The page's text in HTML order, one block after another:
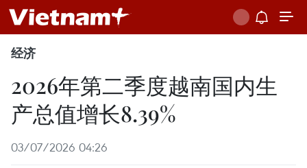
经济
2026年第二季度越南国内生
产总值增长8.39%
03/07/2026 04:26